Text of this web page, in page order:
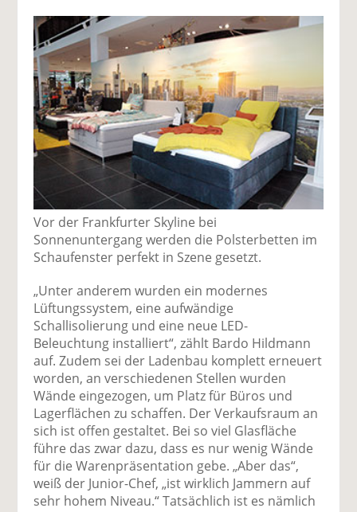
Vor der Frankfurter Skyline bei
Sonnenuntergang werden die Polsterbetten im
Schaufenster perfekt in Szene gesetzt.
„Unter anderem wurden ein modernes
Lüftungssystem, eine aufwändige
Schallisolierung und eine neue LED-
Beleuchtung installiert“, zählt Bardo Hildmann
auf. Zudem sei der Ladenbau komplett erneuert
worden, an verschiedenen Stellen wurden
Wände eingezogen, um Platz für Büros und
Lagerflächen zu schaffen. Der Verkaufsraum an
sich ist offen gestaltet. Bei so viel Glasfläche
führe das zwar dazu, dass es nur wenig Wände
für die Warenpräsentation gebe. „Aber das“,
weiß der Junior-Chef, „ist wirklich Jammern auf
sehr hohem Niveau.“ Tatsächlich ist es nämlich